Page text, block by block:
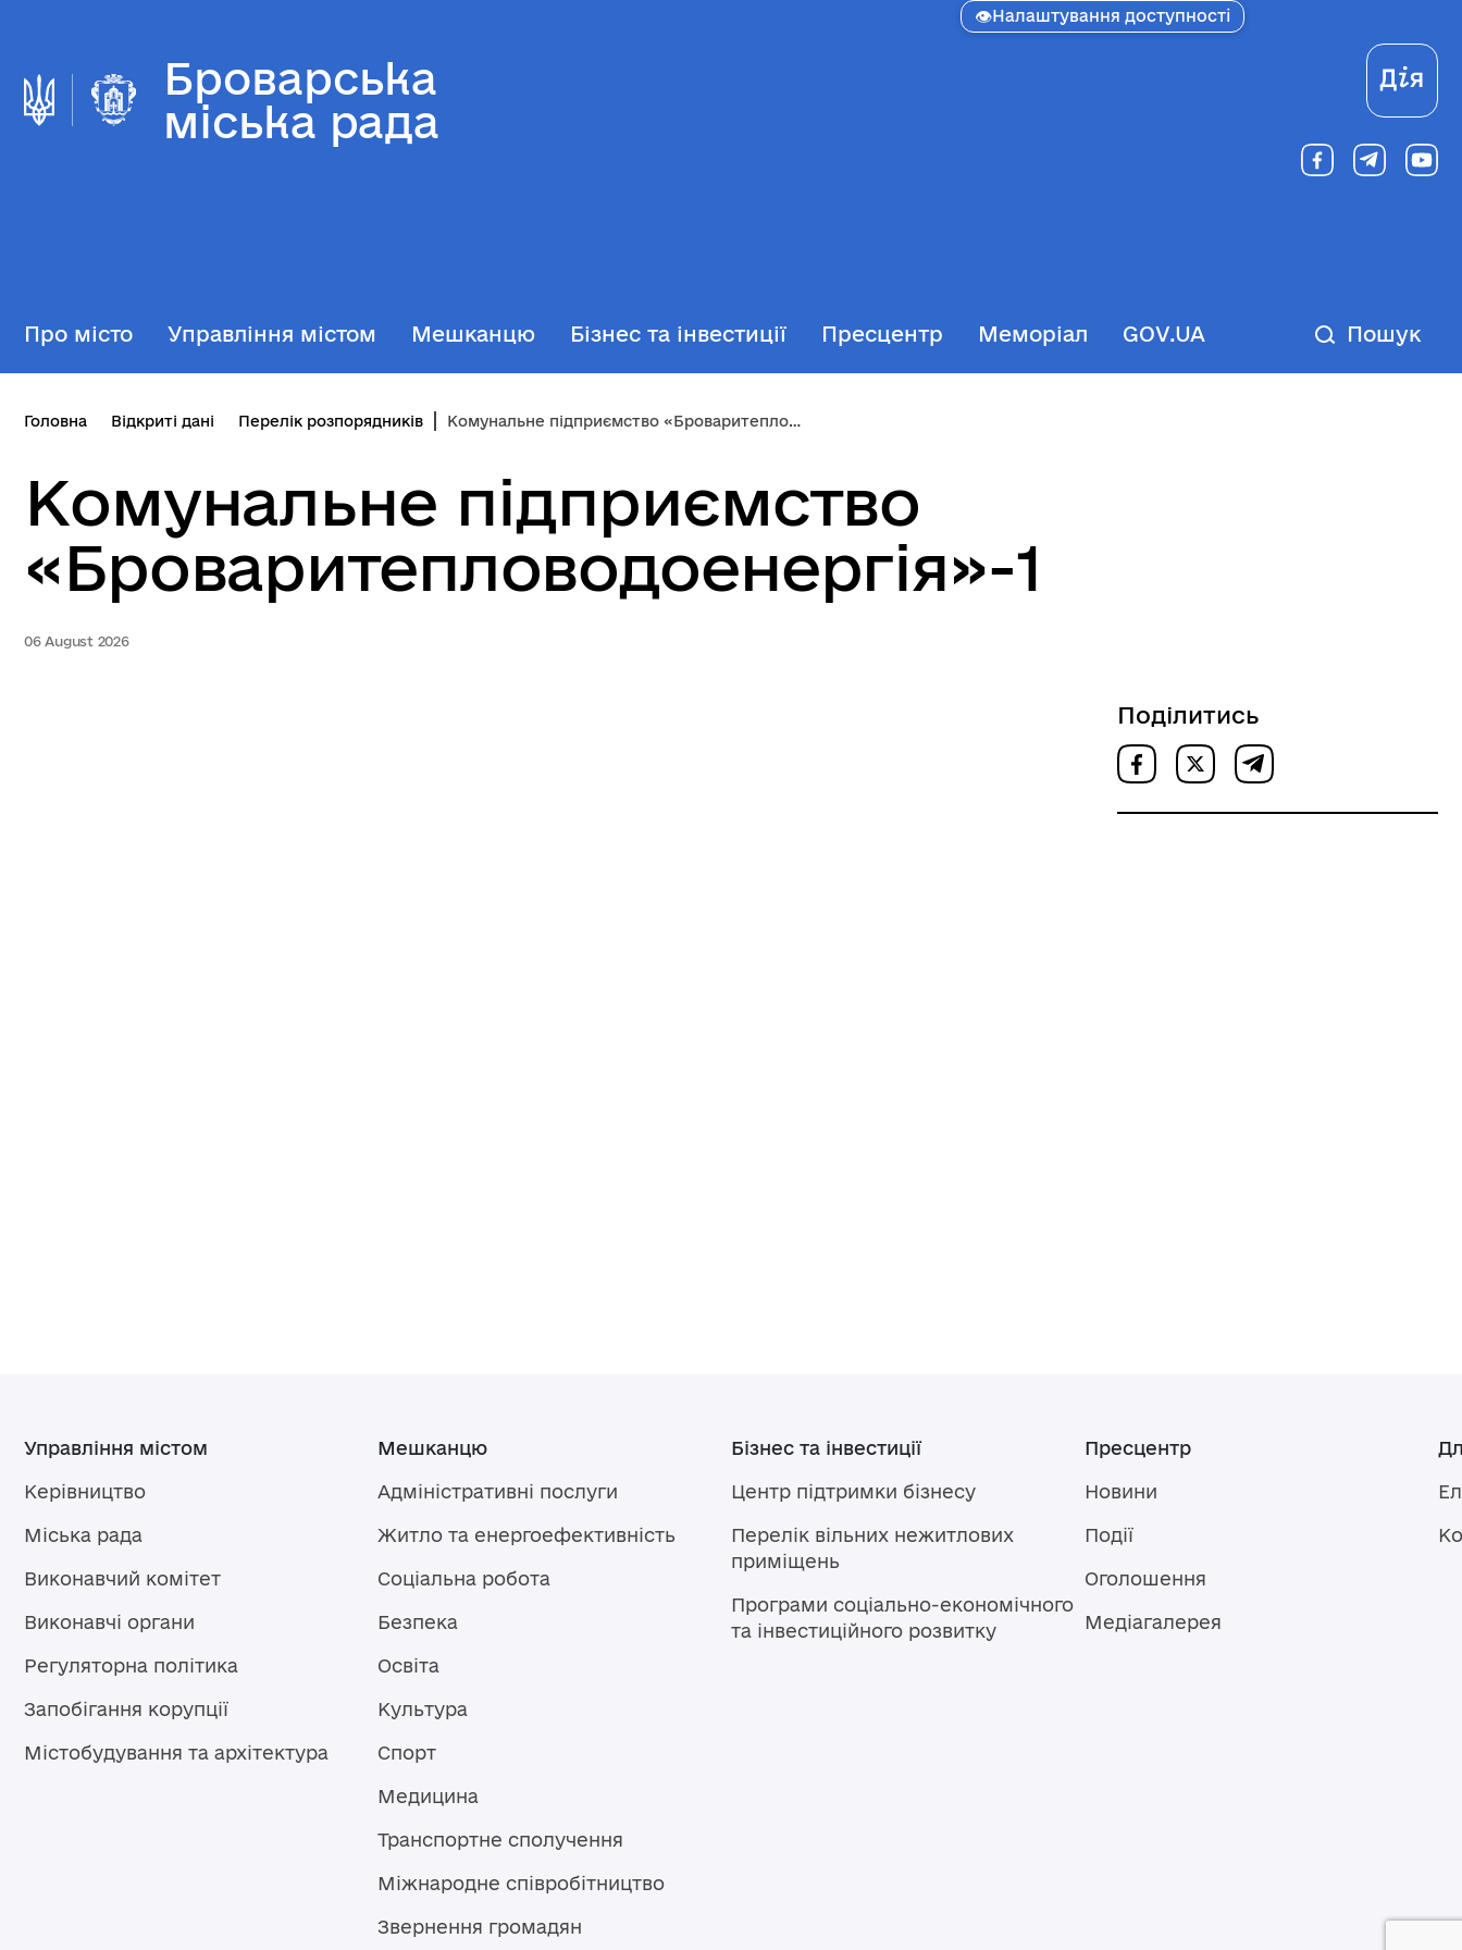
Броварська
міська рада
👁Налаштування доступності
Про місто Управління містом Мешканцю Бізнес та інвестиції Пресцентр Меморіал GOV.UA Пошук
Головна Відкриті дані Перелік розпорядників Комунальне підприємство «Броваритепловодоенергія»-1
Комунальне підприємство
«Броваритепловодоенергія»-1
06 August 2026
Поділитись
Управління містом
Керівництво
Міська рада
Виконавчий комітет
Виконавчі органи
Регуляторна політика
Запобігання корупції
Містобудування та архітектура
Мешканцю
Адміністративні послуги
Житло та енергоефективність
Соціальна робота
Безпека
Освіта
Культура
Спорт
Медицина
Транспортне сполучення
Міжнародне співробітництво
Звернення громадян
Бізнес та інвестиції
Центр підтримки бізнесу
Перелік вільних нежитлових
приміщень
Програми соціально-економічного
та інвестиційного розвитку
Пресцентр
Новини
Події
Оголошення
Медіагалерея